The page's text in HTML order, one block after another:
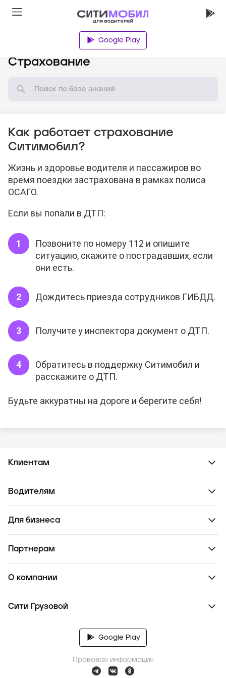
Google Play
Страхование
Как работает страхование
Ситимобил?
Жизнь и здоровье водителя и пассажиров во
время поездки застрахована в рамках полиса
ОСАГО.
Если вы попали в ДТП:
Позвоните по номеру 112 и опишите
ситуацию, скажите о пострадавших, если
они есть.
Дождитесь приезда сотрудников ГИБДД.
Получите у инспектора документ о ДТП.
Обратитесь в поддержку Ситимобил и
расскажите о ДТП.
Будьте аккуратны на дороге и берегите себя!
Клиентам
Водителям
Для бизнеса
Партнерам
О компании
Сити Грузовой
Google Play
Правовая информация